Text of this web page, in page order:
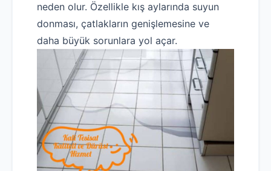
neden olur. Özellikle kış aylarında suyun
donması, çatlakların genişlemesine ve
daha büyük sorunlara yol açar.